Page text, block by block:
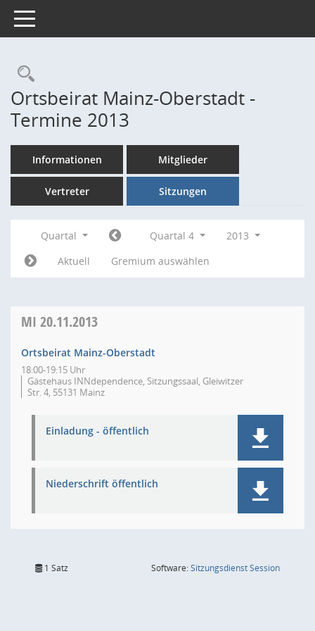
Toggle navigation
Rechercheauswahl
Ortsbeirat Mainz-Oberstadt -
Termine 2013
Informationen Mitglieder
Vertreter Sitzungen
Quartal Quartal 4
2013
Aktuell
Gremium auswählen
MI 20.11.2013
Ortsbeirat Mainz-Oberstadt
18:00-19:15 Uhr
Gästehaus INNdependence, Sitzungssaal, Gleiwitzer
Str. 4, 55131 Mainz
Einladung - öffentlich
Niederschrift öffentlich
1 Satz Software:SitzungsdienstSession(Wird in